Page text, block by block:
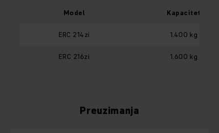
Model Kapacitet
ERC 214zi 1.400 kg
ERC 216zi 1.600 kg
Preuzimanja